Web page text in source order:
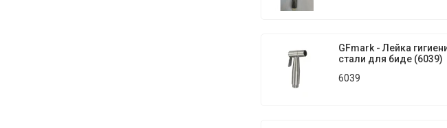
GFmark - Лейка
стали для биде (6039)
6039